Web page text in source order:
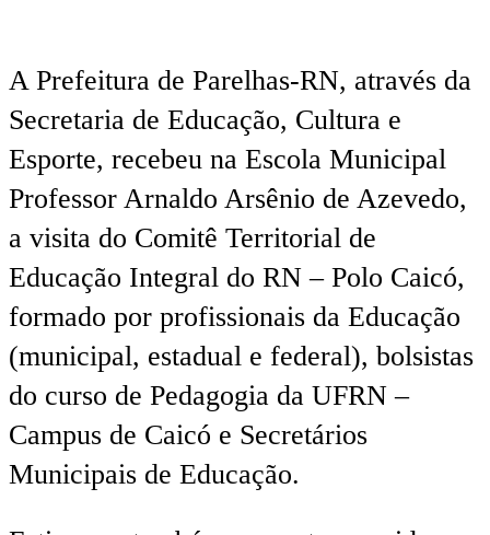
A Prefeitura de Parelhas-RN, através da
Secretaria de Educação, Cultura e
Esporte, recebeu na Escola Municipal
Professor Arnaldo Arsênio de Azevedo,
a visita do Comitê Territorial de
Educação Integral do RN – Polo Caicó,
formado por profissionais da Educação
(municipal, estadual e federal), bolsistas
do curso de Pedagogia da UFRN –
Campus de Caicó e Secretários
Municipais de Educação.